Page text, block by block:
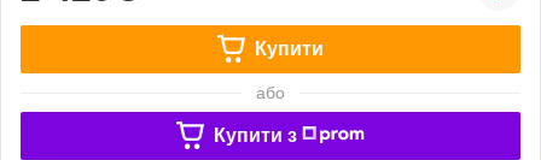
Купити
або
Купити з